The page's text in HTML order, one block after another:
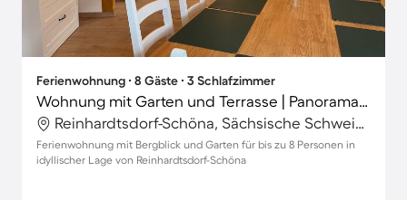
Ferienwohnung ∙ 8 Gäste ∙ 3 Schlafzimmer
Wohnung mit Garten und Terrasse | Panoramablick
Reinhardtsdorf-Schöna, Sächsische Schweiz-Osterzgebirge, Deutschland
Ferienwohnung mit Bergblick und Garten für bis zu 8 Personen in
idyllischer Lage von Reinhardtsdorf-Schöna